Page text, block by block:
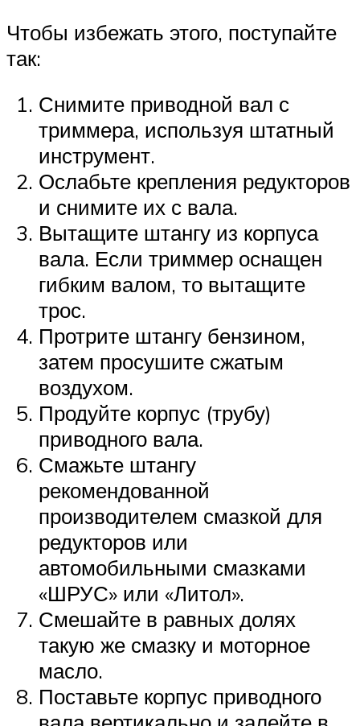
Чтобы избежать этого, поступайте
так:
Снимите приводной вал с
триммера, используя штатный
инструмент.
Ослабьте крепления редукторов
и снимите их с вала.
Вытащите штангу из корпуса
вала. Если триммер оснащен
гибким валом, то вытащите
трос.
Протрите штангу бензином,
затем просушите сжатым
воздухом.
Продуйте корпус (трубу)
приводного вала.
Смажьте штангу
рекомендованной
производителем смазкой для
редукторов или
автомобильными смазками
«ШРУС» или «Литол».
Смешайте в равных долях
такую же смазку и моторное
масло.
Поставьте корпус приводного